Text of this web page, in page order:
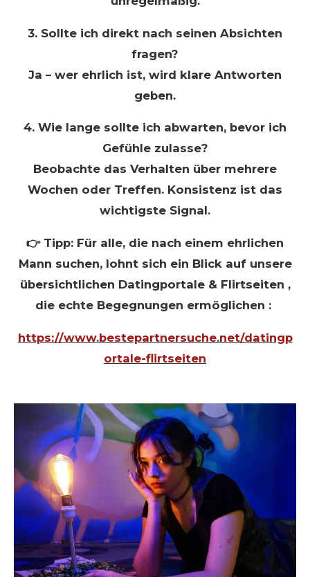
3. Sollte ich direkt nach seinen Absichten
fragen?
Ja – wer ehrlich ist, wird klare Antworten
geben.
4. Wie lange sollte ich abwarten, bevor ich
Gefühle zulasse?
Beobachte das Verhalten über mehrere
Wochen oder Treffen. Konsistenz ist das
wichtigste Signal.
👉 Tipp: Für alle, die nach einem ehrlichen
Mann suchen, lohnt sich ein Blick auf unsere
übersichtlichen Datingportale & Flirtseiten ,
die echte Begegnungen ermöglichen :
https://www.bestepartnersuche.net/datingp
ortale-flirtseiten